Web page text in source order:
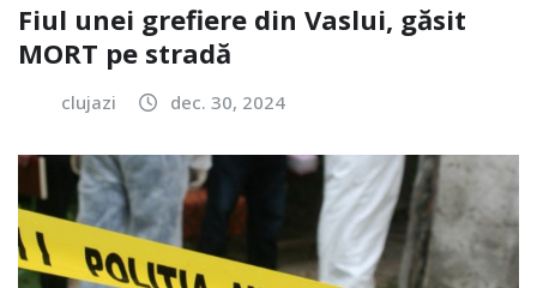
Fiul unei grefiere din Vaslui, găsit
MORT pe stradă
clujazi dec. 30, 2024